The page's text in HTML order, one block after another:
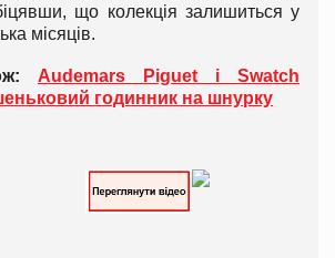
що колекція залишиться у
місяців.
Audemars Piguet і Swatch
годинник на шнурку